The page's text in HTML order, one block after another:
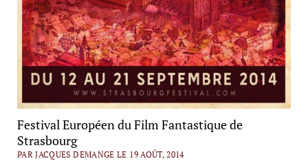
Festival Européen du Film Fantastique de
Strasbourg
PAR JACQUES DEMANGE LE 19 AOÛT, 2014